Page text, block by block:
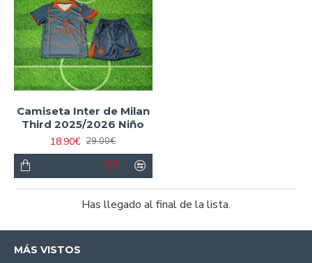
Camiseta Inter de Milan
Third 2025/2026 Niño
18.90€ 29.00€
Has llegado al final de la lista.
MÁS VISTOS